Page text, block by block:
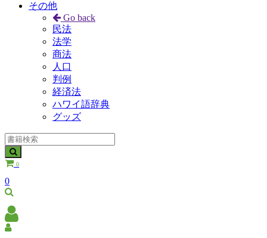
その他
Go back
民法
法学
商法
人口
判例
経済法
ハワイ語辞典
グッズ
0
0